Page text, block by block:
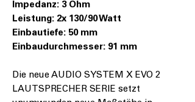
Impedanz: 3 Ohm
Leistung: 2x 130/90 Watt
Einbautiefe: 50 mm
Einbaudurchmesser: 91 mm
Die neue AUDIO SYSTEM X EVO 2
LAUTSPRECHER SERIE setzt